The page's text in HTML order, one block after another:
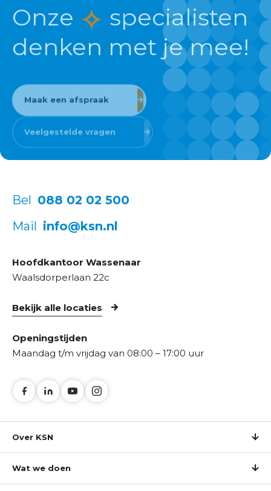
Onze
specialisten
denken met je mee!
Maak een afspraak
Veelgestelde vragen
Bel 088 02 02 500
Mail info@ksn.nl
Hoofdkantoor Wassenaar
Waalsdorperlaan 22c
Bekijk alle locaties
Openingstijden
Maandag t/m vrijdag van 08:00 – 17:00 uur
Over KSN
Wat we doen